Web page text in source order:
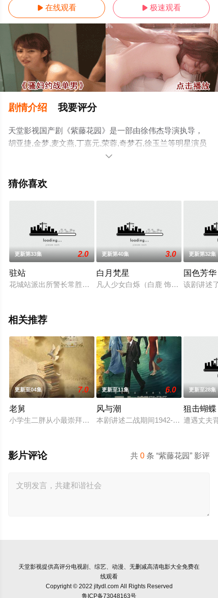
 在线观看  极速观看
剧情介绍 我要评分
天堂影视国产剧《紫藤花园》是一部由徐伟杰导演执导，
胡亚捷,金梦,麦文燕,丁嘉元,荣蓉,奇梦石,徐玉兰等明星演员
精彩演绎的大陆电视剧，大结局剧情已揭晓（全14集），
网，更多相关信息可移步至豆瓣电视剧、电视猫或剧情网

猜你喜欢
更新第33集 2.0
驻站
花城站派出所警长常胜正面临着事业与生活的双重危机：在升副
更新第40集 3.0
白月梵星
凡人少女白烁（白鹿 饰）自小寻仙
更新第32集
国色芳华
该剧讲述
相关推荐
更新至04集 7.0
老舅
小学生二胖从小最崇拜的人就是自己的老舅，老舅从小天资聪颖
更新至11集 6.0
风与潮
本剧讲述二战期间1942-1945年澳门“
更新至28集
狙击蝴蝶
遭遇丈夫
共0 条 “紫藤花园” 影评
影片评论
天堂影视提供高评分电视剧、综艺、动漫、无删减高清电影大全免费在
线观看
Copyright © 2022 jltydl.com All Rights Reserved
鲁ICP备73048163号